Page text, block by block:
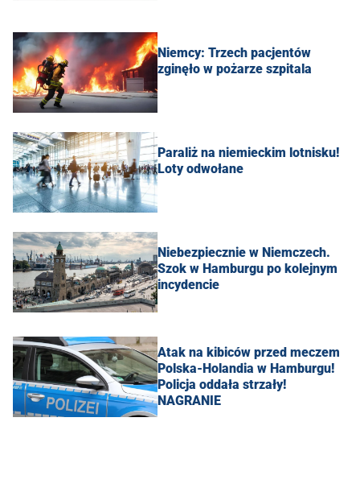
Niemcy: Trzech pacjentów
zginęło w pożarze szpitala
Paraliż na niemieckim lotnisku!
Loty odwołane
Niebezpiecznie w Niemczech.
Szok w Hamburgu po kolejnym
incydencie
Atak na kibiców przed meczem
Polska-Holandia w Hamburgu!
Policja oddała strzały!
NAGRANIE